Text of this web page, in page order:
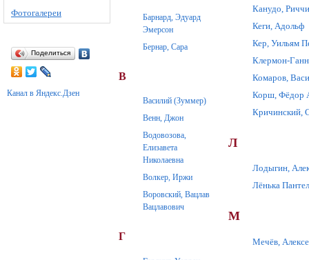
Фотогалереи
Поделиться
Канал в Яндекс.Дзен
Барнард, Эдуард
Эмерсон
Бернар, Сара
В
Василий (Зуммер)
Венн, Джон
Водовозова,
Елизавета
Николаевна
Волкер, Иржи
Воровский, Вацлав
Вацлавович
Г
Канудо,
Кеги, Адольф
Кер, Уильям
Клермон-
Комаров,
Корш, Фёдор
Кричинский,
Л
Лодыгин,
Лёнька
М
Мечёв,